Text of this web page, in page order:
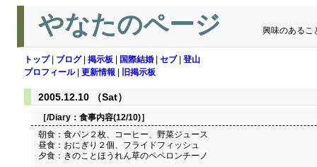
やなたのページ 興味のあるこ
トップ| ブログ| 掲示板 国際結婚 セブ| 登山
プロフィール| 更新情報 旧掲示板
2005.12.10 （Sat）
［/Diary： 食事内容(12/10)］
朝食：食パン２枚、コーヒー、野菜ジュース
昼食：おにぎり２個、フライドフィッシュ
夕食：きのことほうれん草のペペロンチーノ